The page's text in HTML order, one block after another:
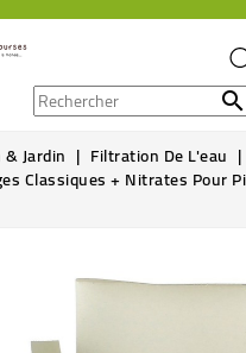

Jardin Filtration De L'eau
Classiques + Nitrates Pour